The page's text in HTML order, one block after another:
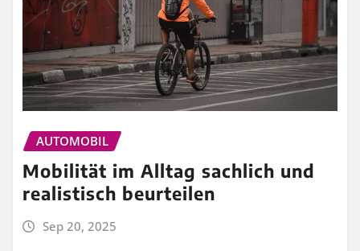
AUTOMOBIL
Mobilität im Alltag sachlich und
realistisch beurteilen
Sep 20, 2025